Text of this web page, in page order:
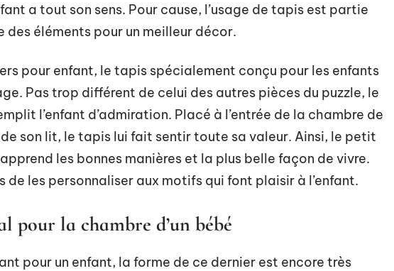
a tout son sens. Pour cause, l’usage de tapis est partie
des éléments pour un meilleur décor.
pour enfant, le tapis spécialement conçu pour les enfants
Pas trop différent de celui des autres pièces du puzzle, le
l’enfant d’admiration. Placé à l’entrée de la chambre de
son lit, le tapis lui fait sentir toute sa valeur. Ainsi, le petit
les bonnes manières et la plus belle façon de vivre.
de les personnaliser aux motifs qui font plaisir à l’enfant.
pour la chambre d’un bébé
pour un enfant, la forme de ce dernier est encore très